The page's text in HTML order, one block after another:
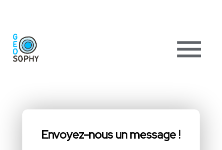
Envoyez-nous un message !